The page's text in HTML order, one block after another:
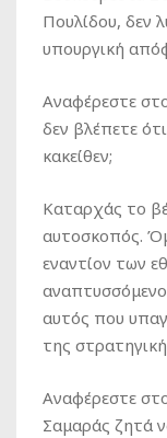
Πουλίδου, δεν
υπουργική
Αναφέρεστε
δεν βλέπετε
κακείθεν;
Καταρχάς το
αυτοσκοπός.
εναντίον των
αυτός που
της
Αναφέρεστε
Σαμαράς ζητά